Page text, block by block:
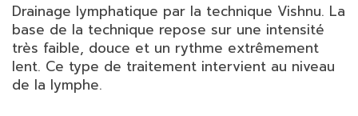
Drainage lymphatique par la technique Vishnu. La
base de la technique repose sur une intensité
très faible, douce et un rythme extrêmement
lent. Ce type de traitement intervient au niveau
de la lymphe.